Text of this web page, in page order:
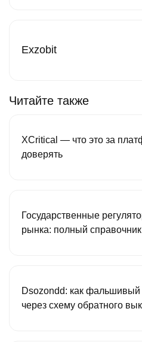
Exzobit
Читайте также
XCritical — что это за
доверять
Государственные
рынка: полный справочник
Dsozondd: как фальшивый
через схему обратного